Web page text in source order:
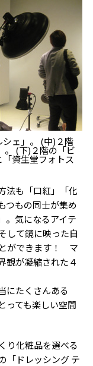
ェ」。 (中)２階
。 (下)２階の「ビ
資生堂フォトス
法も「口紅」「化
つもの同士が集め
。気になるアイテ
して鏡に映った自
ができます！ マ
観が凝縮された４
にたくさんある
っても楽しい空間
り化粧品を選べる
「ドレッシング テ